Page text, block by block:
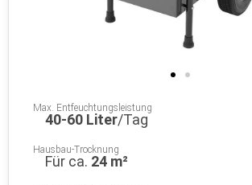
Max. Entfeuchtungsleistung
40-60 Liter/Tag
Hausbau-Trocknung
Für ca. 24 m²